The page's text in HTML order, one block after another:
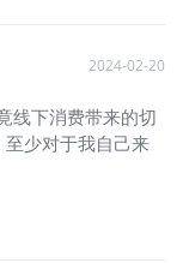
2024-02-20
线下消费带来的切
少对于我自己来